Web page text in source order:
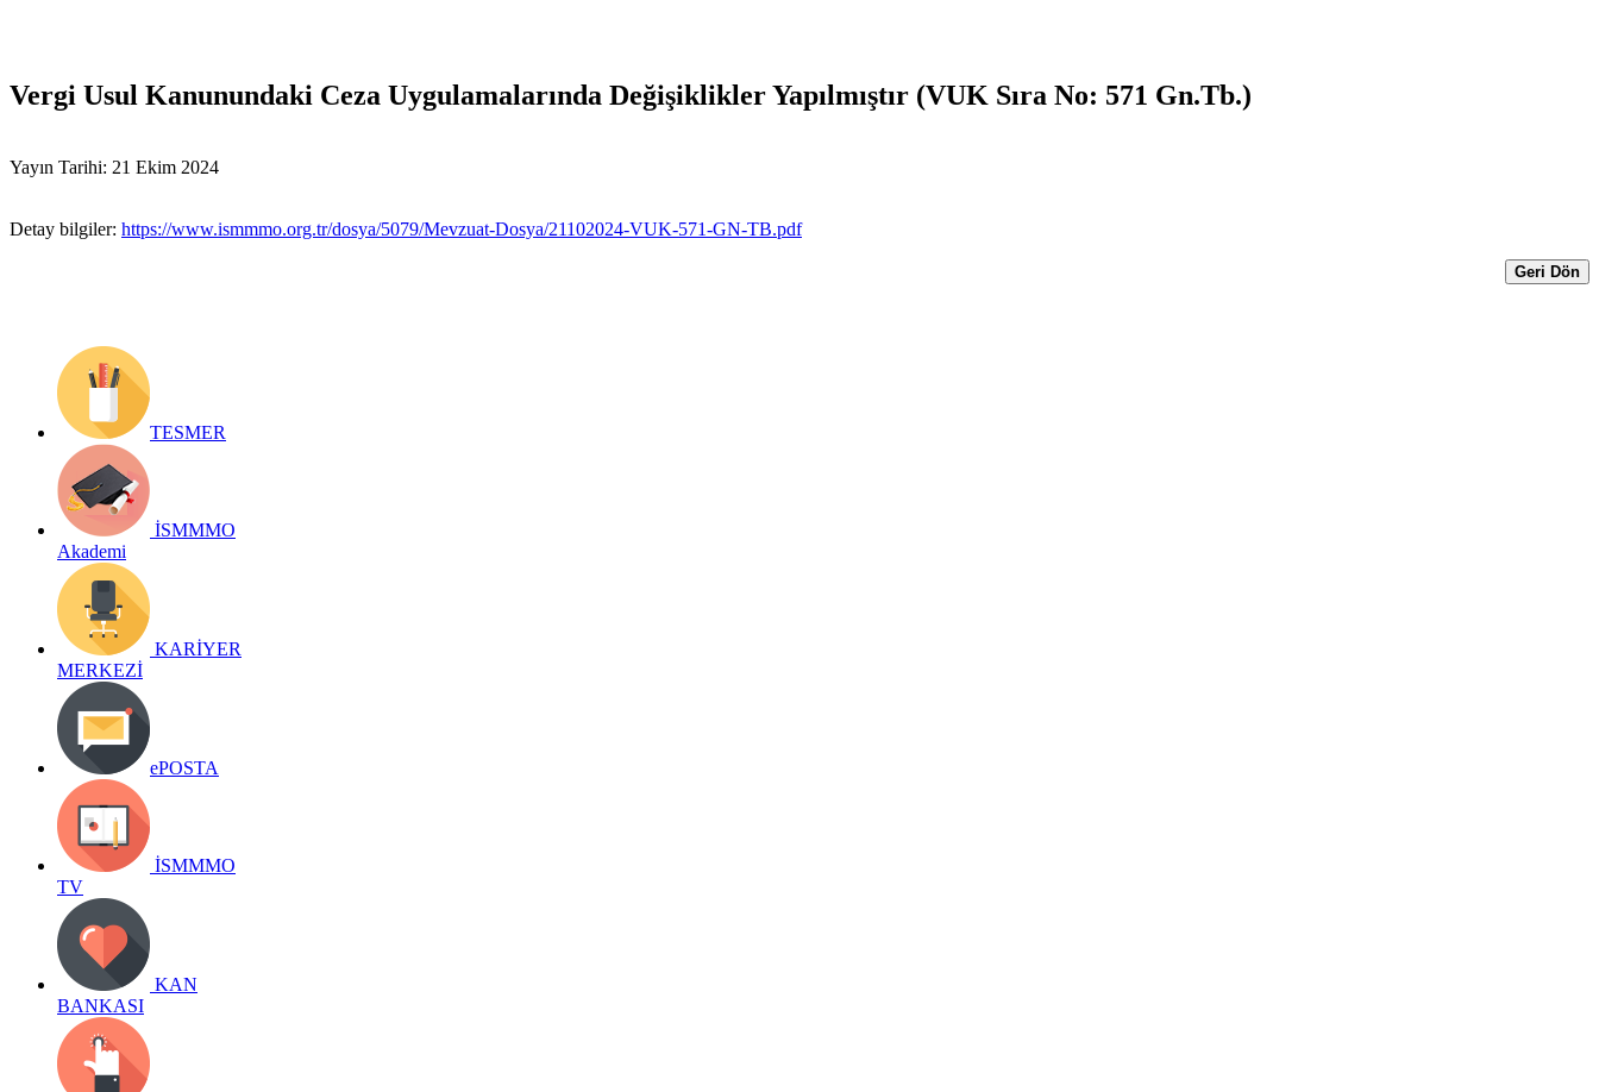
Vergi Usul Kanunundaki Ceza Uygulamalarında Değişiklikler Yapılmıştır (VUK Sıra No: 571 Gn.Tb.)
Yayın Tarihi: 21 Ekim 2024
Detay bilgiler: https://www.ismmmo.org.tr/dosya/5079/Mevzuat-Dosya/21102024-VUK-571-GN-TB.pdf
Geri Dön
TESMER
İSMMMO
Akademi
KARİYER
MERKEZİ
ePOSTA
İSMMMO
TV
KAN
BANKASI